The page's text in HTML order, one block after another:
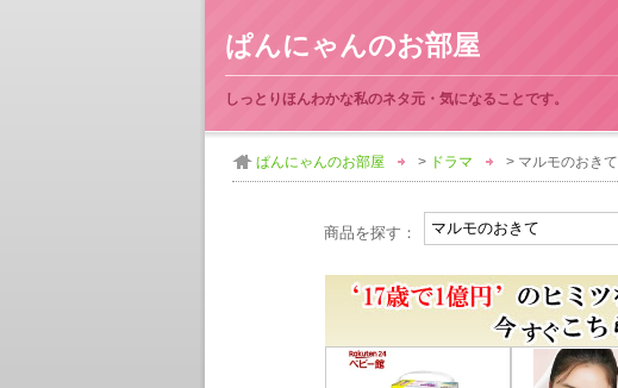
ぱんにゃんのお部屋
しっとりほんわかな私のネタ元・気になることです。
ぱんにゃんのお部屋 > ドラマ > マルモのおきて
商品を探す：